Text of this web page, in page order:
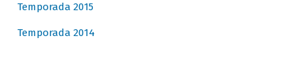
Temporada 2015
Temporada 2014